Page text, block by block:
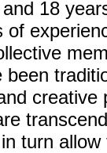
18
of
been
turn